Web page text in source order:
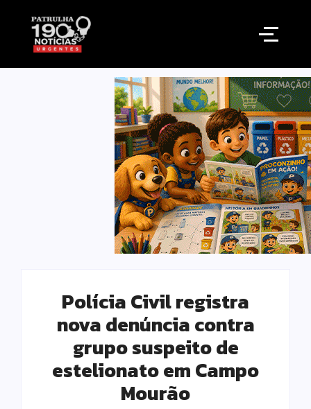
Polícia Civil registra
nova denúncia contra
grupo suspeito de
estelionato em Campo
Mourão